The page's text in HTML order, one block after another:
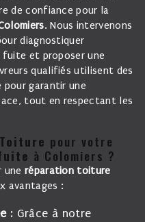
de confiance pour la
. Nous intervenons
diagnostiquer
fuite et proposer une
qualifiés utilisent des
garantir une
tout en respectant les
pour votre
à Colomiers ?
une réparation toiture
avantages :
: Grâce à notre